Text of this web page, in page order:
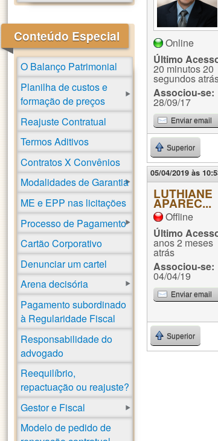
Online
Último
20 minutos 20
segundos
Associou-se:
28/09/17
Enviar email
Superior
05/04/2019 às
LUTHIANE
APAREC...
Offline
Último
anos 2 meses
atrás
Associou-se:
04/04/19
Enviar email
Superior
Conteúdo Especial
O Balanço Patrimonial
Planilha de custos e
formação de preços
Reajuste Contratual
Termos Aditivos
Contratos X Convênios
Modalidades de Garantia
ME e EPP nas licitações
Processo de Pagamento
Cartão Corporativo
Denunciar um cartel
Arena decisória
Pagamento subordinado
à Regularidade Fiscal
Responsabilidade do
advogado
Reequilíbrio,
repactuação ou reajuste?
Gestor e Fiscal
Modelo de pedido de